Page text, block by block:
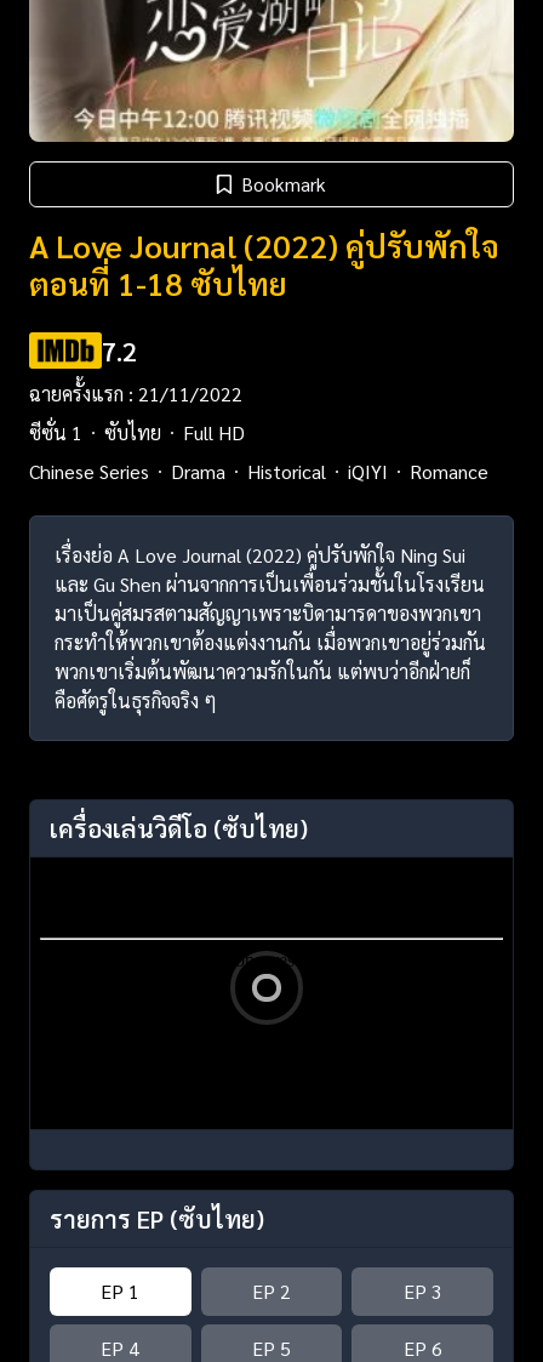
Bookmark
A Love Journal (2022) คู่ปรับพักใจ
ตอนที่ 1-18 ซับไทย
7.2
ฉายครั้งแรก : 21/11/2022
ซีซั่น 1
ซับไทย
Full HD
Chinese Series
Drama Historical iQIYI Romance
เรื่องย่อ A Love Journal (2022) คู่ปรับพักใจ Ning Sui
และ Gu Shen ผ่านจากการเป็นเพื่อนร่วมชั้นในโรงเรียน
มาเป็นคู่สมรสตามสัญญาเพราะบิดามารดาของพวกเขา
กระทำให้พวกเขาต้องแต่งงานกัน เมื่อพวกเขาอยู่ร่วมกัน
พวกเขาเริ่มต้นพัฒนาความรักในกัน แต่พบว่าอีกฝ่ายก็
คือศัตรูในธุรกิจจริง ๆ
เครื่องเล่นวิดีโอ (ซับไทย)
รายการ EP (ซับไทย)
EP 1 EP 2 EP 3
EP 4 EP 5 EP 6